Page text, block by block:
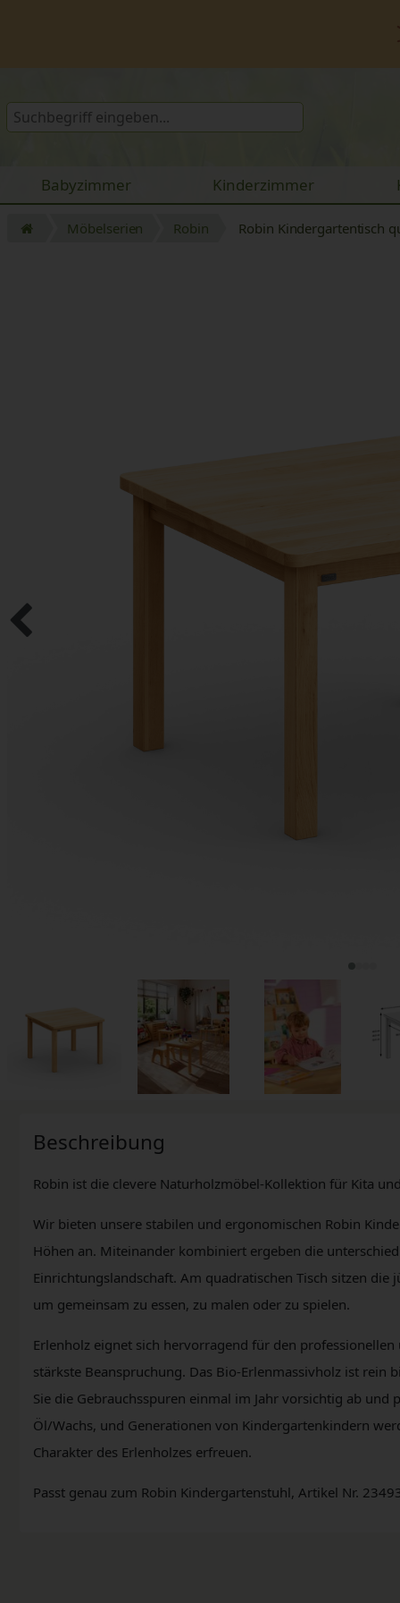
Babyzimmer Kinderzimmer
Möbelserien Robin Robin Kindergartentisch
Beschreibung
Robin ist die clevere Naturholzmöbel-Kollektion für Kita
Wir bieten unsere stabilen und ergonomischen Robin
Höhen an. Miteinander kombiniert ergeben die
Einrichtungslandschaft. Am quadratischen Tisch sitzen
um gemeinsam zu essen, zu malen oder zu spielen.
Erlenholz eignet sich hervorragend für den
stärkste Beanspruchung. Das Bio-Erlenmassivholz ist rein
Sie die Gebrauchsspuren einmal im Jahr vorsichtig ab und
Öl/Wachs, und Generationen von Kindergartenkindern
Charakter des Erlenholzes erfreuen.
Passt genau zum Robin Kindergartenstuhl, Artikel Nr.